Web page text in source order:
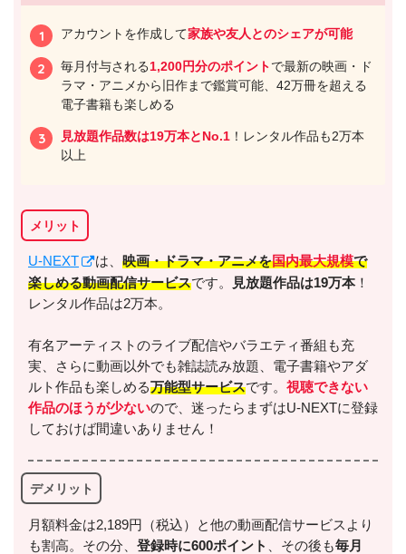
アカウントを作成して家族や友人とのシェアが可能
毎月付与される1,200円分のポイントで最新の映画・ド
ラマ・アニメから旧作まで鑑賞可能、42万冊を超える
電子書籍も楽しめる
見放題作品数は19万本とNo.1 ！レンタル作品も2万本
以上
メリット
U-NEXT は、 映画・ドラマ・アニメを国内最大規模で
楽しめる動画配信サービスです。 見放題作品は19万本 ！
レンタル作品は2万本。
有名アーティストのライブ配信やバラエティ番組も充
実、さらに動画以外でも雑誌読み放題、電子書籍やアダ
ルト作品も楽しめる万能型サービスです。 視聴できない
作品のほうが少ないので、迷ったらまずはU-NEXTに登録
しておけば間違いありません！
デメリット
月額料金は2,189円（税込）と他の動画配信サービスより
も割高。その分、 登録時に600ポイント 、その後も毎月